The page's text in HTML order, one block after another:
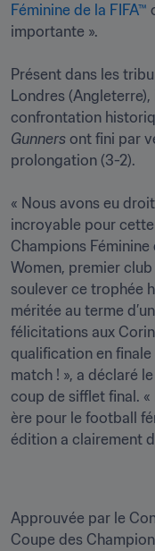
Féminine de la FIFA™
importante ».
Présent dans les
Londres
Gunners ont fini par
prolongation (3-2).
« Nous avons eu
incroyable pour
Champions Féminine
Women, premier
soulever ce trophée
méritée au terme
félicitations aux
qualification en
match ! », a déclaré
coup de sifflet final. «
ère pour le football
édition a clairement
Approuvée par le
Coupe des